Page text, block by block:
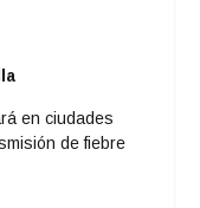
en ciudades
de fiebre